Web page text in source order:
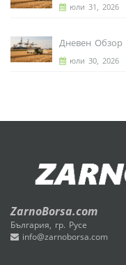
юли 31, 2026
Дневен Обзор
юли 30, 2026
ZarnoBorsa.com
България, гр. Русе
info@zarnoborsa.com